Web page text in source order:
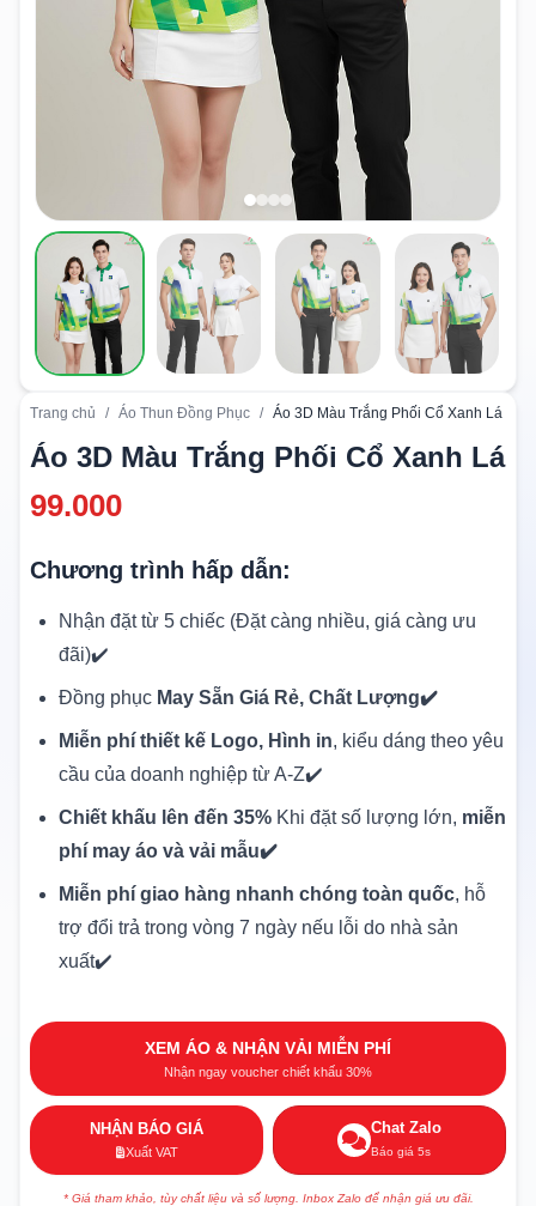
Trang chủ / Áo Thun Đồng Phục / Áo 3D Màu Trắng Phối Cổ Xanh Lá
Áo 3D Màu Trắng Phối Cổ Xanh Lá
99.000
Chương trình hấp dẫn:
Nhận đặt từ 5 chiếc (Đặt càng nhiều, giá càng ưu
đãi)✔️
Đồng phục May Sẵn Giá Rẻ, Chất Lượng✔️
Miễn phí thiết kế Logo, Hình in, kiểu dáng theo yêu
cầu của doanh nghiệp từ A-Z✔️
Chiết khấu lên đến 35% Khi đặt số lượng lớn, miễn
phí may áo và vải mẫu✔️
Miễn phí giao hàng nhanh chóng toàn quốc, hỗ
trợ đổi trả trong vòng 7 ngày nếu lỗi do nhà sản
xuất✔️
XEM ÁO & NHẬN VẢI MIỄN PHÍ
Nhận ngay voucher chiết khấu 30%
NHẬN BÁO GIÁ
Xuất VAT
Chat Zalo
Báo giá 5s
* Giá tham khảo, tùy chất liệu và số lượng. Inbox Zalo để nhận giá ưu đãi.